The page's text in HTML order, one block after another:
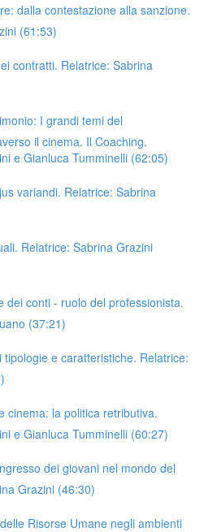
dalla contestazione alla sanzione.
(61:53)
contratti. Relatrice: Sabrina
I grandi temi del
il cinema. Il Coaching.
e Gianluca Tumminelli (62:05)
variandi. Relatrice: Sabrina
Relatrice: Sabrina Grazini
dei conti - ruolo del professionista.
(37:21)
e caratteristiche. Relatrice:
cinema: la politica retributiva.
e Gianluca Tumminelli (60:27)
dei giovani nel mondo del
Grazini (46:30)
Risorse Umane negli ambienti